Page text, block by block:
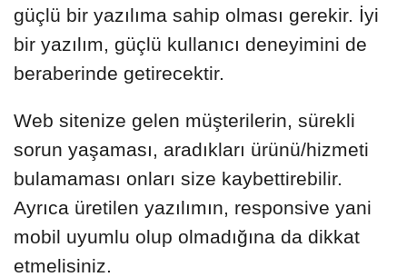
güçlü bir yazılıma sahip olması gerekir. İyi
bir yazılım, güçlü kullanıcı deneyimini de
beraberinde getirecektir.
Web sitenize gelen müşterilerin, sürekli
sorun yaşaması, aradıkları ürünü/hizmeti
bulamaması onları size kaybettirebilir.
Ayrıca üretilen yazılımın, responsive yani
mobil uyumlu olup olmadığına da dikkat
etmelisiniz.